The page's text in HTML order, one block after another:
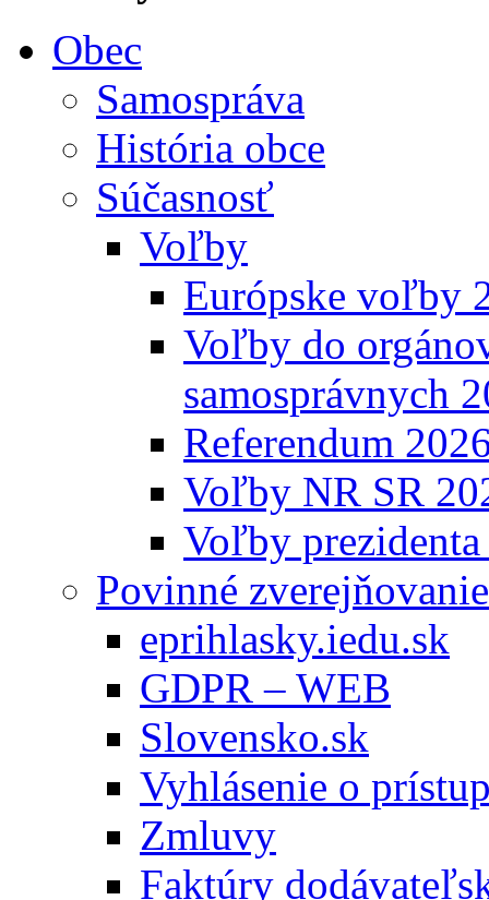
Obec
Samospráva
História obce
Súčasnosť
Voľby
Európske voľby
Voľby do
samosprávnych
Referendum
Voľby NR SR
Voľby
Povinné zverejňovanie
eprihlasky.iedu.sk
GDPR – WEB
Slovensko.sk
Vyhlásenie o
Zmluvy
Faktúry